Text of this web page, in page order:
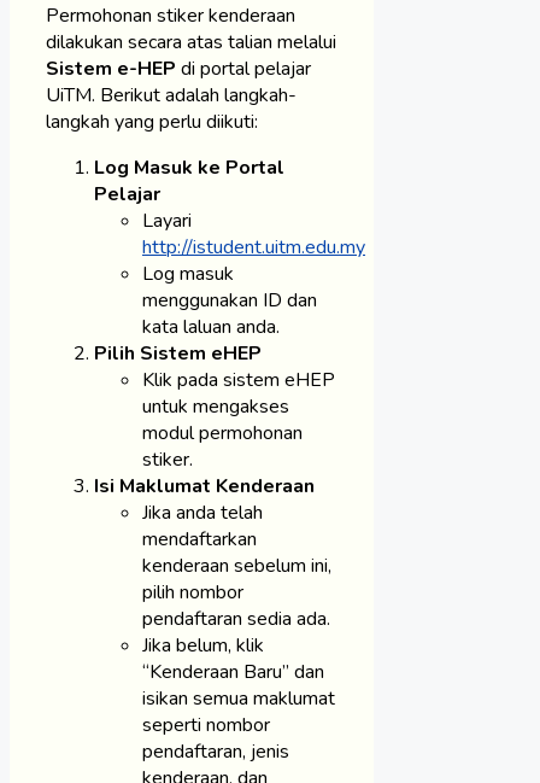
Permohonan stiker kenderaan
dilakukan secara atas talian melalui
Sistem e-HEP di portal pelajar
UiTM. Berikut adalah langkah-
langkah yang perlu diikuti:
Log Masuk ke Portal
Pelajar
Layari
http://istudent.uitm.edu.my
Log masuk
menggunakan ID dan
kata laluan anda.
Pilih Sistem eHEP
Klik pada sistem eHEP
untuk mengakses
modul permohonan
stiker.
Isi Maklumat Kenderaan
Jika anda telah
mendaftarkan
kenderaan sebelum ini,
pilih nombor
pendaftaran sedia ada.
Jika belum, klik
“Kenderaan Baru” dan
isikan semua maklumat
seperti nombor
pendaftaran, jenis